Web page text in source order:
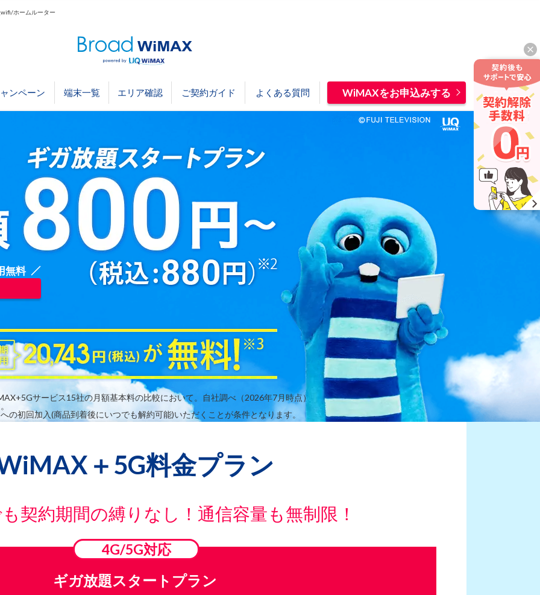
ホームルーター
ンペーン 端末一覧 エリア確認 ご契約ガイド よくある質問 WiMAXをお申込みする
無料
サービス15社の月額基本料の比較において。自社調べ（2026年7月時点）
初回加入(商品到着後にいつでも解約可能)いただくことが条件となります。
＋5G料金プラン
契約期間の縛りなし！通信容量も無制限！
4G/5G対応
ギガ放題スタートプラン